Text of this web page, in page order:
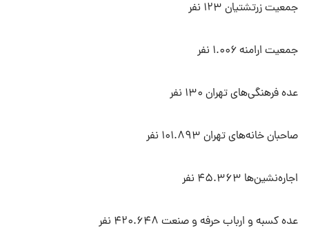
جمعیت زرتشتیان ۱۲۳ نفر
جمعیت ارامنه ۱.۰۰۶ نفر
عده فرهنگی‌های تهران ۱۳۰ نفر
صاحبان خانه‌های تهران ۱۰۱.۸۹۳ نفر
اجاره‌نشین‌ها ۴۵.۳۶۳ نفر
عده کسبه و ارباب حرفه و صنعت ۴۲۰.۶۴۸ نفر